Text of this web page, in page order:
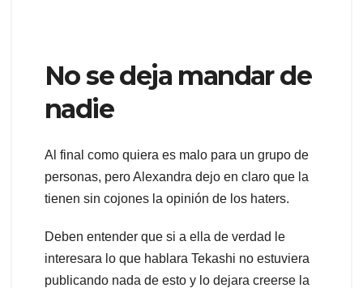
No se deja mandar de
nadie
Al final como quiera es malo para un grupo de
personas, pero Alexandra dejo en claro que la
tienen sin cojones la opinión de los haters.
Deben entender que si a ella de verdad le
interesara lo que hablara Tekashi no estuviera
publicando nada de esto y lo dejara creerse la